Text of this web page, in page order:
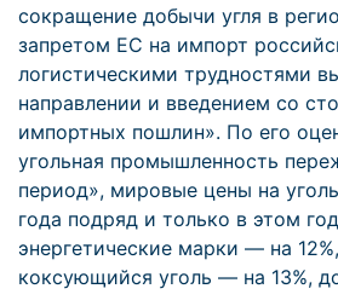
сокращение добычи угля в
запретом ЕС на импорт
логистическими трудностями
направлении и введением со
импортных пошлин». По его
угольная промышленность
период», мировые цены на
года подряд и только в этом
энергетические марки — на
коксующийся уголь — на 13%,